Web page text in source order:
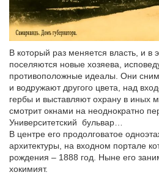
В который раз меняется власть, и в
поселяются новые хозяева,
противоположные идеалы. Они
и водружают другого цвета, над
гербы и выставляют охрану в иных
смотрит окнами на неоднократно
Университетский бульвар…
В центре его продолговатое
архитектуры, на входном портале
рождения – 1888 год. Ныне его
хокимият.